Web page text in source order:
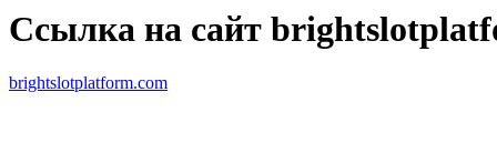
Ссылка на сайт
brightslotplatform.com